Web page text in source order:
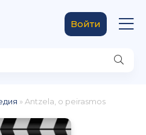
Войти
» Antzela, o peirasmos